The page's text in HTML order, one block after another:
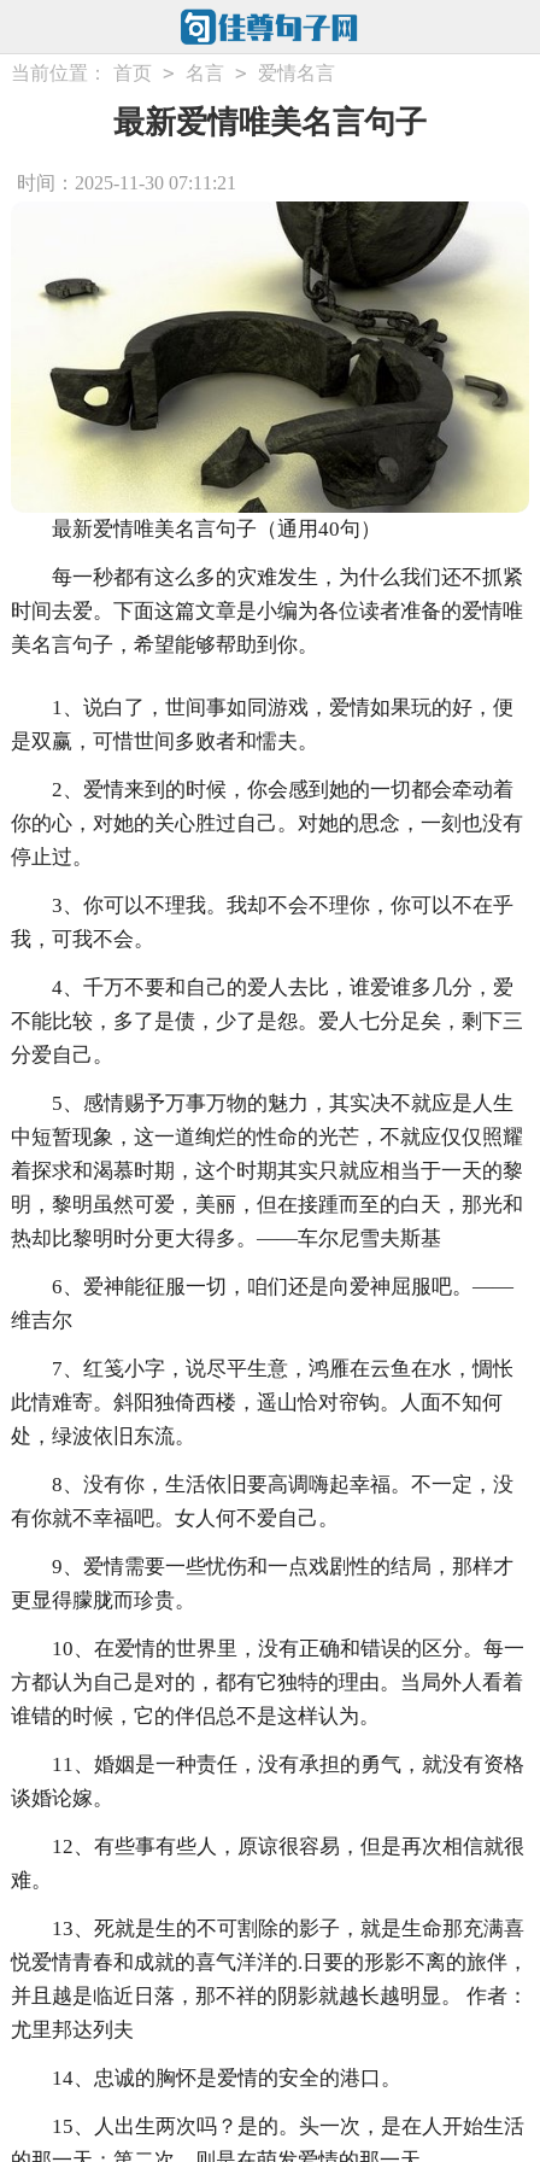
当前位置： 首页 > 名言 > 爱情名言
最新爱情唯美名言句子
时间：2025-11-30 07:11:21
最新爱情唯美名言句子（通用40句）
每一秒都有这么多的灾难发生，为什么我们还不抓紧
时间去爱。下面这篇文章是小编为各位读者准备的爱情唯
美名言句子，希望能够帮助到你。
1、说白了，世间事如同游戏，爱情如果玩的好，便
是双赢，可惜世间多败者和懦夫。
2、爱情来到的时候，你会感到她的一切都会牵动着
你的心，对她的关心胜过自己。对她的思念，一刻也没有
停止过。
3、你可以不理我。我却不会不理你，你可以不在乎
我，可我不会。
4、千万不要和自己的爱人去比，谁爱谁多几分，爱
不能比较，多了是债，少了是怨。爱人七分足矣，剩下三
分爱自己。
5、感情赐予万事万物的魅力，其实决不就应是人生
中短暂现象，这一道绚烂的性命的光芒，不就应仅仅照耀
着探求和渴慕时期，这个时期其实只就应相当于一天的黎
明，黎明虽然可爱，美丽，但在接踵而至的白天，那光和
热却比黎明时分更大得多。——车尔尼雪夫斯基
6、爱神能征服一切，咱们还是向爱神屈服吧。——
维吉尔
7、红笺小字，说尽平生意，鸿雁在云鱼在水，惆怅
此情难寄。斜阳独倚西楼，遥山恰对帘钩。人面不知何
处，绿波依旧东流。
8、没有你，生活依旧要高调嗨起幸福。不一定，没
有你就不幸福吧。女人何不爱自己。
9、爱情需要一些忧伤和一点戏剧性的结局，那样才
更显得朦胧而珍贵。
10、在爱情的世界里，没有正确和错误的区分。每一
方都认为自己是对的，都有它独特的理由。当局外人看着
谁错的时候，它的伴侣总不是这样认为。
11、婚姻是一种责任，没有承担的勇气，就没有资格
谈婚论嫁。
12、有些事有些人，原谅很容易，但是再次相信就很
难。
13、死就是生的不可割除的影子，就是生命那充满喜
悦爱情青春和成就的喜气洋洋的.日要的形影不离的旅伴，
并且越是临近日落，那不祥的阴影就越长越明显。 作者：
尤里邦达列夫
14、忠诚的胸怀是爱情的安全的港口。
15、人出生两次吗？是的。头一次，是在人开始生活